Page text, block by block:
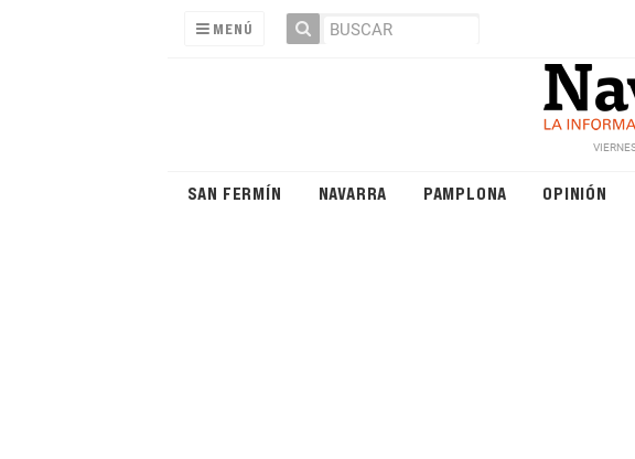
MENÚ
SAN FERMÍN NAVARRA PAMPLONA OPINIÓN